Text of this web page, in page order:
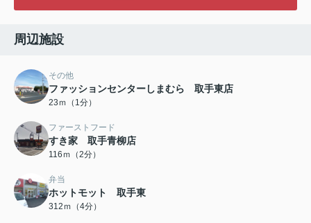
周辺施設
その他
ファッションセンターしまむら 取手東店
23ｍ（1分）
ファーストフード
すき家 取手青柳店
116ｍ（2分）
弁当
ホットモット 取手東
312ｍ（4分）